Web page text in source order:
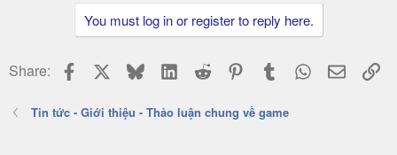
You must log in or register to reply here.
Share: Facebook BlueskyLinkedIn
Reddit PinterestTumblr WhatsApp
Email
Tin tức - Giới thiệu - Thảo luận chung về game